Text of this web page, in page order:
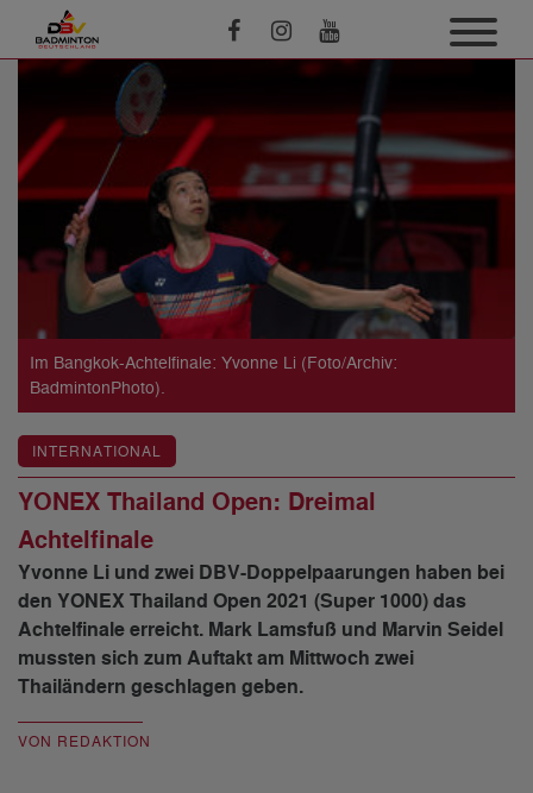
Im Bangkok-Achtelfinale: Yvonne Li (Foto/Archiv:
BadmintonPhoto).
INTERNATIONAL
YONEX Thailand Open: Dreimal
Achtelfinale
Yvonne Li und zwei DBV-Doppelpaarungen haben bei
den YONEX Thailand Open 2021 (Super 1000) das
Achtelfinale erreicht. Mark Lamsfuß und Marvin Seidel
mussten sich zum Auftakt am Mittwoch zwei
Thailändern geschlagen geben.
VON REDAKTION